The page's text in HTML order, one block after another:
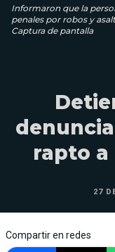
Informaron que la
penales por robos y
Captura de pantalla
rapto a
27
Compartir en redes